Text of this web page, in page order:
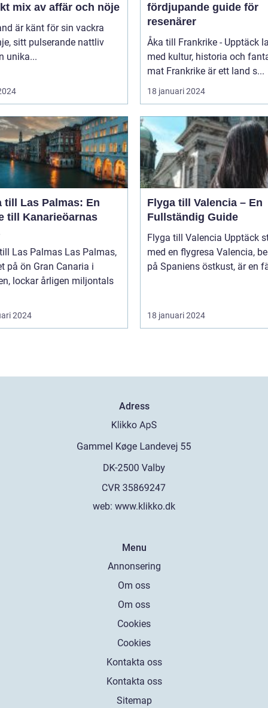
mix av affär och nöje
är känt för sin vackra
sitt pulserande nattliv
unika...
fördjupande guide för
resenärer
Åka till Frankrike - Upptäck
med kultur, historia och
mat Frankrike är ett land s...
18 januari 2024
till Las Palmas: En
till Kanarieöarnas
Palmas Las Palmas,
på ön Gran Canaria i
lockar årligen miljontals
2024
Flyga till Valencia – En
Fullständig Guide
Flyga till Valencia Upptäck staden
med en flygresa Valencia, beläget
på Spaniens östkust, är en
18 januari 2024
Adress
web: www.klikko.dk
Menu
Annonsering
Om oss
Om oss
Cookies
Cookies
Kontakta oss
Kontakta oss
Sitemap